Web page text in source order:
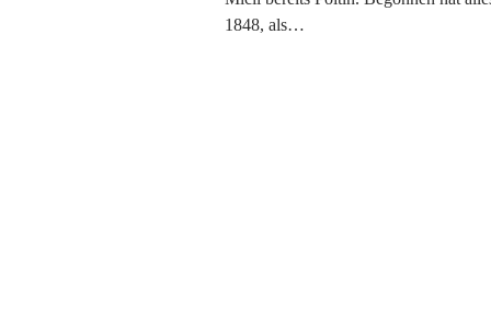
1848, als…